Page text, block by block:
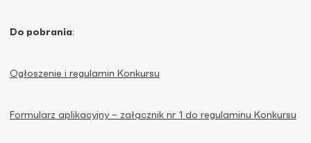
Do pobrania:
Ogłoszenie i regulamin Konkursu
Formularz aplikacyjny – załącznik nr 1 do regulaminu Konkursu